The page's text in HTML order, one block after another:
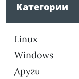
Категории
Linux
Windows
Други